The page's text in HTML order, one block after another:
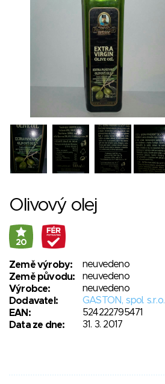
Olivový olej
20
Země výroby:
neuvedeno
Země původu:
neuvedeno
Výrobce:
neuvedeno
Dodavatel:
GASTON, spol. s.r.o.
EAN:
524222795471
Data ze dne:
31. 3. 2017